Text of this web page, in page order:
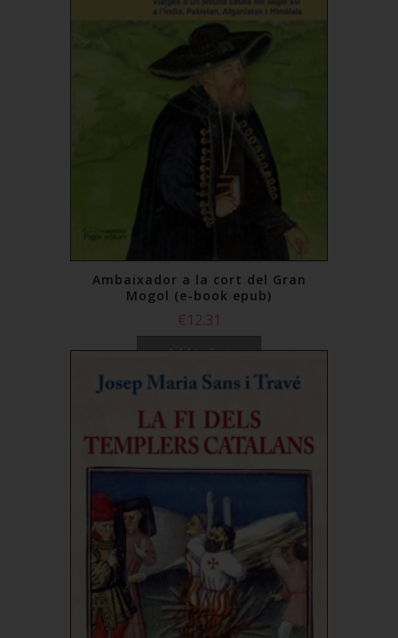
Ambaixador a la cort del Gran
Mogol (e-book epub)
€12.31
Add to Cart